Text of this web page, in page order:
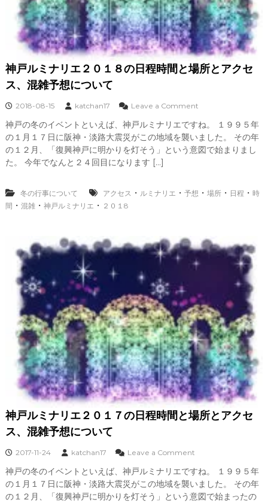
雑
状
況
、
所
時
注
点
に
つ
神戸ルミナリエ２０１８の日程時間と場所とアクセ
ス、混雑予想について
2018-08-15 katchan17 Leave a Commento
神
戸
ル
エ
の
程
と
場
所
と
ア
ク
セ
ス
、
混
予
て
神戸の冬のイベントといえば、神戸ルミナリエですね。 １９９５年
の１月１７日に阪神・淡路大震災がこの地域を襲いました。 その年
の１２月、「復興神戸に明かりを灯そう」という意図で始まりまし
た。 今年でなんと２４回目になります […]
冬の行事について アクセス ・ ルミナリエ ・ 予想 ・ 場所・ 日程 ・ 時
間 ・ 混雑・ 神戸ルミナリエ ・ ２０１8
神戸ルミナリエ２０１７の日程時間と場所とアクセ
ス、混雑予想について
2017-11-24 katchan17 Leave a Commento
神
戸
ル
神戸の冬のイベントといえば、神戸ルミナリエですね。 １９９５年
の１月１７日に阪神・淡路大震災がこの地域を襲いました。 その年
の１２月、「復興神戸に明かりを灯そう」という意図で始まったの